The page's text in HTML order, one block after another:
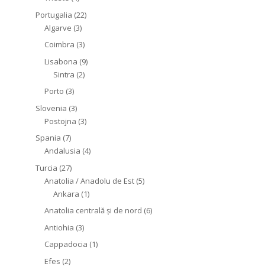
Portugalia (22)
Algarve (3)
Coimbra (3)
Lisabona (9)
Sintra (2)
Porto (3)
Slovenia (3)
Postojna (3)
Spania (7)
Andalusia (4)
Turcia (27)
Anatolia / Anadolu de Est(5)
Ankara (1)
Anatolia centrală și de nord (6)
Antiohia (3)
Cappadocia (1)
Efes (2)